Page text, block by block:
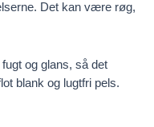
Det kan være røg,
og glans, så det
blank og lugtfri pels.